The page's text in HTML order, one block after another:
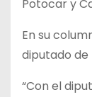
Potocar y
En su
diputado de
“Con el